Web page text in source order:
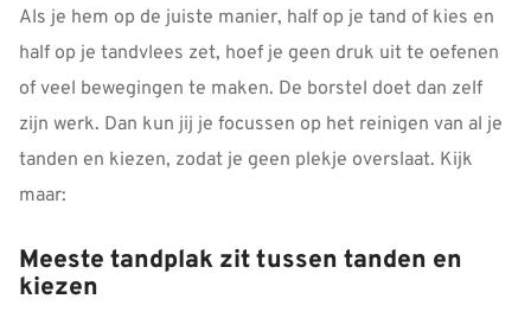
Als je hem op de juiste manier, half op je tand of kies en
half op je tandvlees zet, hoef je geen druk uit te oefenen
of veel bewegingen te maken. De borstel doet dan zelf
zijn werk. Dan kun jij je focussen op het reinigen van al je
tanden en kiezen, zodat je geen plekje overslaat. Kijk
maar:
Meeste tandplak zit tussen tanden en
kiezen